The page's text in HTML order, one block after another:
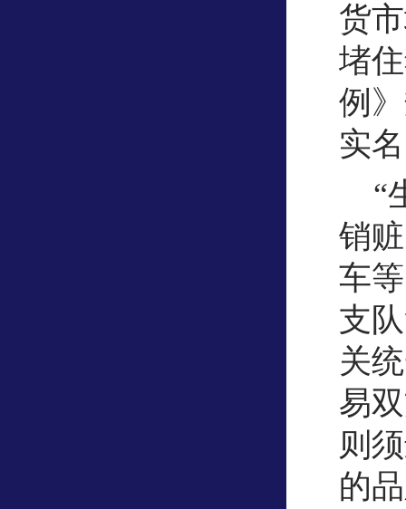
货
堵
例
实
“
销
车
支
关
易
则
的